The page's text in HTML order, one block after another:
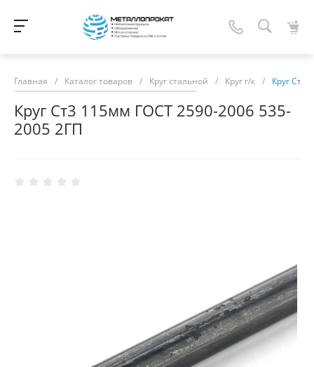
Главная / Каталог товаров / Круг стальной / Круг г/к / Круг Ст3
Круг Ст3 115мм ГОСТ 2590-2006 535-
2005 2ГП